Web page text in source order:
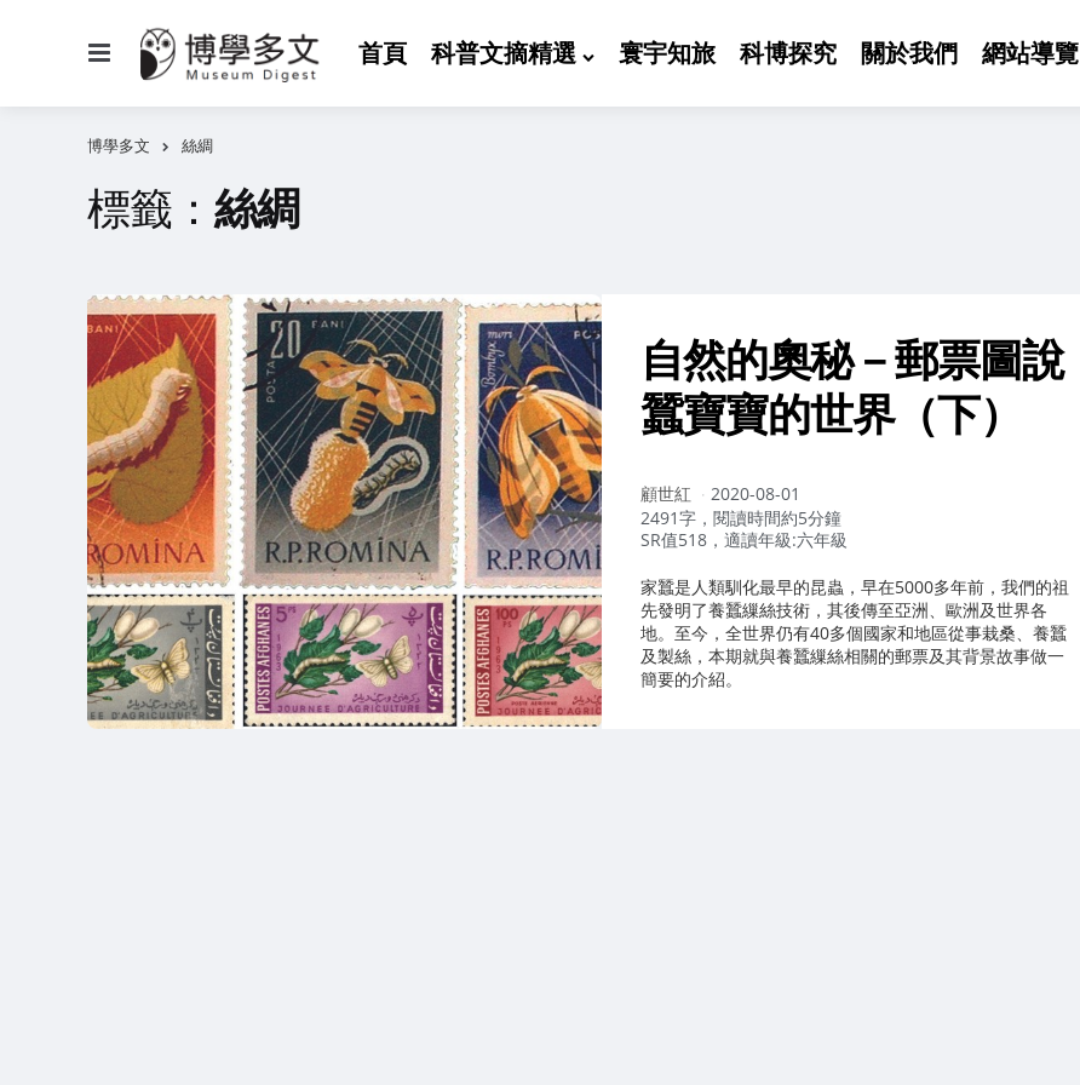
首頁 科普文摘精選 寰宇知旅 科博探究 關於我們 網站導覽
博學多文 絲綢
標籤： 絲綢
自然的奧秘－郵票圖說
蠶寶寶的世界（下）
作
者：
顧世紅
2020-08-01
2491字，閱讀時間約5分鐘
SR值518，適讀年級:六年級
家蠶是人類馴化最早的昆蟲，早在5000多年前，我們的祖
先發明了養蠶繅絲技術，其後傳至亞洲、歐洲及世界各
地。至今，全世界仍有40多個國家和地區從事栽桑、養蠶
及製絲，本期就與養蠶繅絲相關的郵票及其背景故事做一
簡要的介紹。